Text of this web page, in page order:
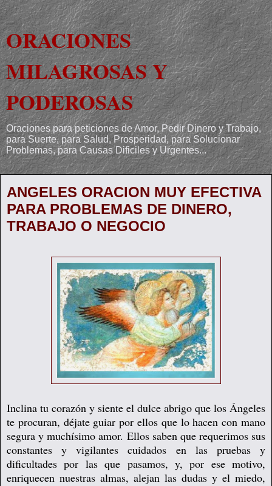
ORACIONES
MILAGROSAS Y
PODEROSAS
Oraciones para peticiones de Amor, Pedir Dinero y Trabajo,
para Suerte, para Salud, Prosperidad, para Solucionar
Problemas, para Causas Dificiles y Urgentes...
ANGELES ORACION MUY EFECTIVA
PARA PROBLEMAS DE DINERO,
TRABAJO O NEGOCIO
Inclina tu corazón y siente el dulce abrigo que los Ángeles
te procuran, déjate guiar por ellos que lo hacen con mano
segura y muchísimo amor. Ellos saben que requerimos sus
constantes y vigilantes cuidados en las pruebas y
dificultades por las que pasamos, y, por ese motivo,
enriquecen nuestras almas, alejan las dudas y el miedo,